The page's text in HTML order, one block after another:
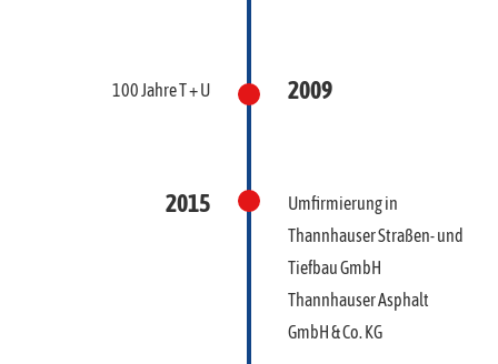
2009
100 Jahre T + U
2015
Umfirmierung in
Thannhauser Straßen- und
Tiefbau GmbH
Thannhauser Asphalt
GmbH & Co. KG